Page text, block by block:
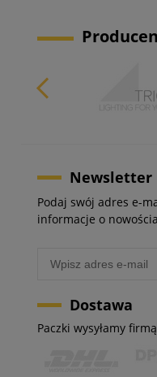
Newsletter
Podaj swój adres e-
informacje o
Dostawa
Paczki wysyłamy